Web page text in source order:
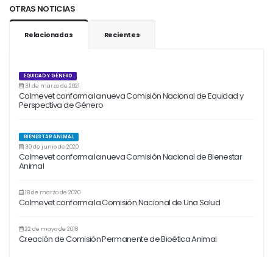
OTRAS NOTICIAS
Relacionadas Recientes
EQUIDAD Y GÉNERO
31 de marzo de 2021
Colmevet conforma la nueva Comisión Nacional de Equidad y
Perspectiva de Género
BIENESTAR ANIMAL
30 de junio de 2020
Colmevet conforma la nueva Comisión Nacional de Bienestar
Animal
18 de marzo de 2020
Colmevet conforma la Comisión Nacional de Una Salud
22 de mayo de 2018
Creación de Comisión Permanente de Bioética Animal